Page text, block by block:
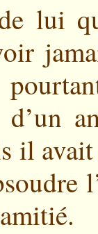
lui
d’un
il